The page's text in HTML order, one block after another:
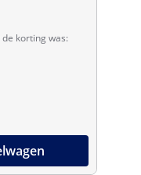
korting was: